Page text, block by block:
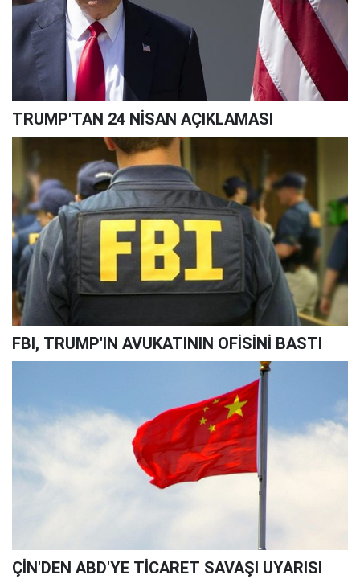
TRUMP'TAN 24 NİSAN AÇIKLAMASI
FBI, TRUMP'IN AVUKATININ OFİSİNİ BASTI
ÇİN'DEN ABD'YE TİCARET SAVAŞI UYARISI